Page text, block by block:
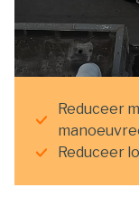
Reduceer
Reduceer